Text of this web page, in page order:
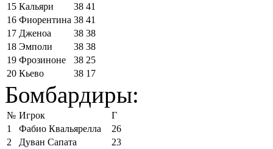
15 Кальяри 38 41
16 Фиорентина 38 41
17 Дженоа 38 38
18 Эмполи 38 38
19 Фрозиноне 38 25
20 Кьево 38 17
Бомбардиры:
№ Игрок
Г
1
Фабио Квальярелла
26
2
Дуван Сапата
23